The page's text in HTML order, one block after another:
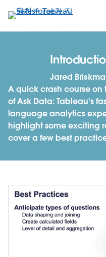
요
콘
너
뛰
Jared
A quick crash course
of Ask Data: Tableau's
language analytics
highlight some exciting
cover a few best